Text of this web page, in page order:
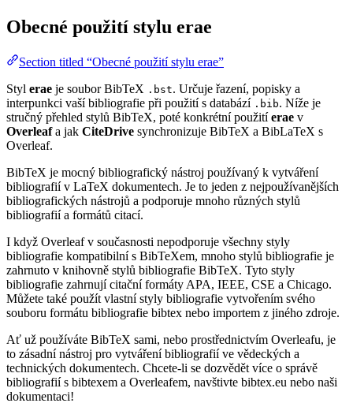
Obecné použití stylu erae
Section titled “Obecné použití stylu erae”
Styl erae je soubor BibTeX .bst. Určuje řazení, popisky a
interpunkci vaší bibliografie při použití s databází .bib. Níže je
stručný přehled stylů BibTeX, poté konkrétní použitíerae v
Overleafa jak CiteDrive synchronizuje BibTeX a BibLaTeX s
Overleaf.
BibTeX je mocný bibliografický nástroj používaný k vytváření
bibliografií v LaTeX dokumentech. Je to jeden z nejpoužívanějších
bibliografických nástrojů a podporuje mnoho různých stylů
bibliografií a formátů citací.
I když Overleaf v současnosti nepodporuje všechny styly
bibliografie kompatibilní s BibTeXem, mnoho stylů bibliografie je
zahrnuto v knihovně stylů bibliografie BibTeX. Tyto styly
bibliografie zahrnují citační formáty APA, IEEE, CSE a Chicago.
Můžete také použít vlastní styly bibliografie vytvořením svého
souboru formátu bibliografie bibtex nebo importem z jiného zdroje.
Ať už používáte BibTeX sami, nebo prostřednictvím Overleafu, je
to zásadní nástroj pro vytváření bibliografií ve vědeckých a
technických dokumentech. Chcete-li se dozvědět více o správě
bibliografií s bibtexem a Overleafem, navštivte bibtex.eu nebo naši
dokumentaci!